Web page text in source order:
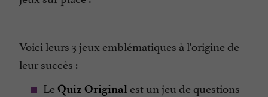
Voici leurs 3 jeux emblématiques à l'origine de
leur succès :
LeQuiz Original est un jeu de questions-